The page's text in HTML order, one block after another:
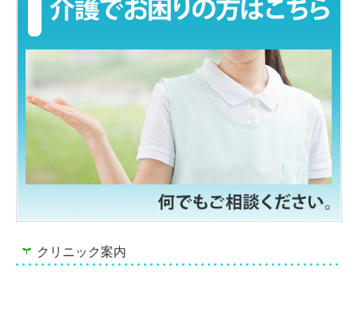
クリニック案内